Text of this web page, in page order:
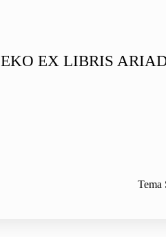
EKO EX LIBRIS
Tema